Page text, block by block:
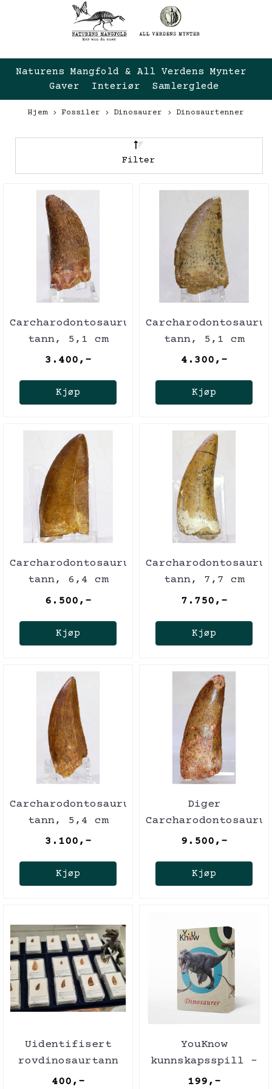
Naturens Mangfold & All Verdens Mynter 
Gaver  Interiør  Samlerglede
Hjem Fossiler Dinosaurer Dinosaurtenner
Filter
Carcharodontosaurus-
tann, 5,1 cm
3.400,-
Kjøp
tann, 5,1 cm
4.300,-
Kjøp
Carcharodontosaurus-
tann, 6,4 cm
6.500,-
Kjøp
tann, 7,7 cm
7.750,-
Kjøp
Carcharodontosaurus-
tann, 5,4 cm
3.100,-
Kjøp
Diger
tann! 9,6 cm
9.500,-
Kjøp
Uidentifisert
rovdinosaurtann
(94-101 mill år),
400,-
YouKnow
kunnskapsspill -
Dinosaurer
199,-